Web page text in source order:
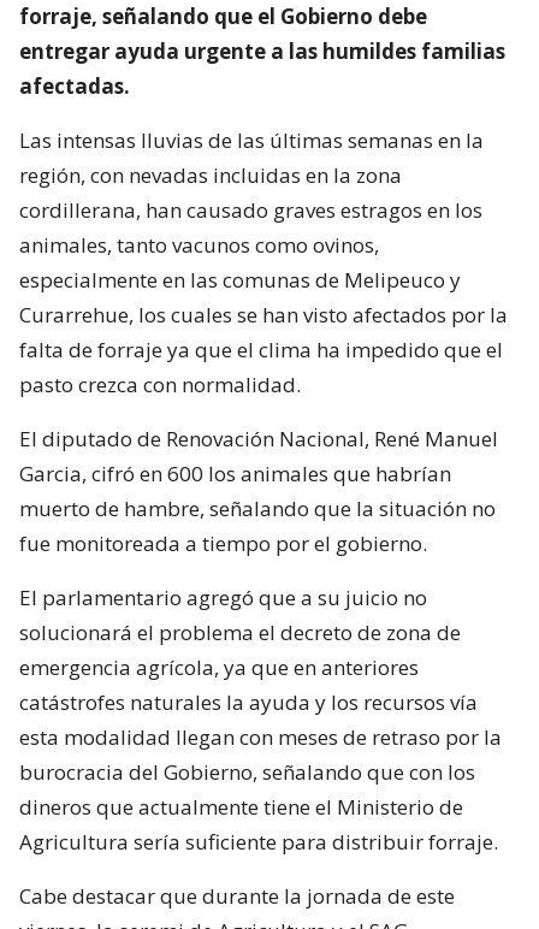
forraje, señalando que el Gobierno debe
entregar ayuda urgente a las humildes familias
afectadas.
Las intensas lluvias de las últimas semanas en la
región, con nevadas incluidas en la zona
cordillerana, han causado graves estragos en los
animales, tanto vacunos como ovinos,
especialmente en las comunas de Melipeuco y
Curarrehue, los cuales se han visto afectados por la
falta de forraje ya que el clima ha impedido que el
pasto crezca con normalidad.
El diputado de Renovación Nacional, René Manuel
Garcia, cifró en 600 los animales que habrían
muerto de hambre, señalando que la situación no
fue monitoreada a tiempo por el gobierno.
El parlamentario agregó que a su juicio no
solucionará el problema el decreto de zona de
emergencia agrícola, ya que en anteriores
catástrofes naturales la ayuda y los recursos vía
esta modalidad llegan con meses de retraso por la
burocracia del Gobierno, señalando que con los
dineros que actualmente tiene el Ministerio de
Agricultura sería suficiente para distribuir forraje.
Cabe destacar que durante la jornada de este